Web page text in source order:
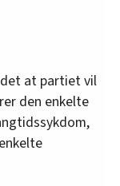
at partiet vil
den enkelte